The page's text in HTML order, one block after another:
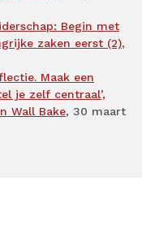
Begin met
zaken eerst (2),
Maak een
je zelf centraal’,
Wall Bake, 30 maart